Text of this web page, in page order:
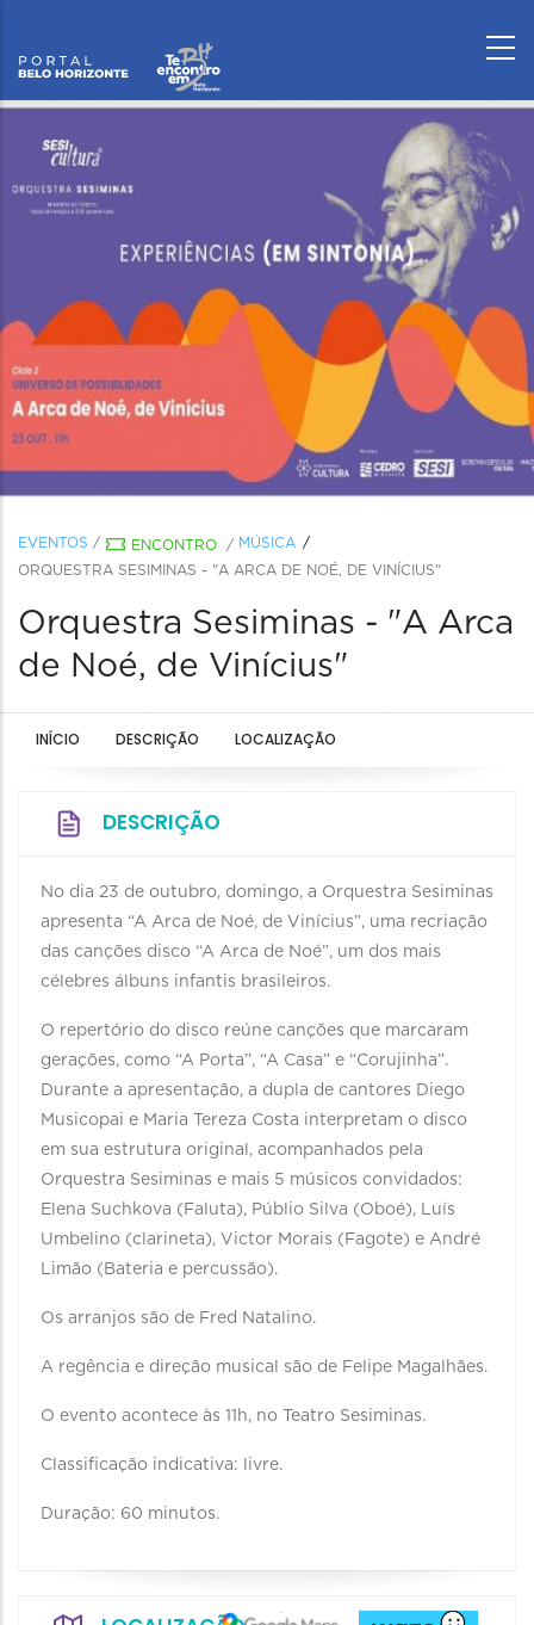
EVENTOS / ENCONTRO / MÚSICA
ORQUESTRA SESIMINAS - "A ARCA DE NOÉ, DE VINÍCIUS"
Orquestra Sesiminas - "A Arca
de Noé, de Vinícius"
INÍCIO DESCRIÇÃO LOCALIZAÇÃO
DESCRIÇÃO
No dia 23 de outubro, domingo, a Orquestra Sesiminas
apresenta “A Arca de Noé, de Vinícius”, uma recriação
das canções disco “A Arca de Noé”, um dos mais
célebres álbuns infantis brasileiros.
O repertório do disco reúne canções que marcaram
gerações, como “A Porta”, “A Casa” e “Corujinha”.
Durante a apresentação, a dupla de cantores Diego
Musicopai e Maria Tereza Costa interpretam o disco
em sua estrutura original, acompanhados pela
Orquestra Sesiminas e mais 5 músicos convidados:
Elena Suchkova (Faluta), Públio Silva (Oboé), Luís
Umbelino (clarineta), Victor Morais (Fagote) e André
Limão (Bateria e percussão).
Os arranjos são de Fred Natalino.
A regência e direção musical são de Felipe Magalhães.
O evento acontece às 11h, no Teatro Sesiminas.
Classificação indicativa: livre.
Duração: 60 minutos.